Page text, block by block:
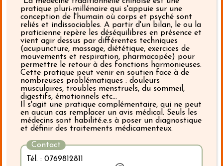
pratique pluri-millénaire qui s'appuie sur une
conception de l'humain où corps et psyché sont
reliés et indissociables. A partir d'un bilan, le ou la
praticienne repère les déséquilibres en présence et
vient agir dessus par différentes techniques
(acupuncture, massage, diététique, exercices de
mouvements et respiration, pharmacopée) pour
permettre le retour à des fonctions harmonieuses.
Cette pratique peut venir en soutien face à de
nombreuses problématiques : douleurs
musculaires, troubles menstruels, du sommeil,
digestifs, émotionnels etc...
Il s'agit une pratique complémentaire, qui ne peut
en aucun cas remplacer un avis médical. Seuls les
médecins sont habilité.e.s à poser un diagnostique
et définir des traitements médicamenteux.
Contact
Tél. : 0769812811